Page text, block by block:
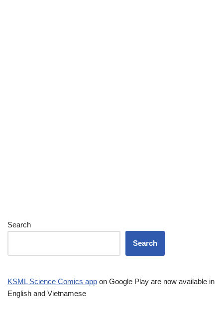
Search
Search
KSML Science Comics app on Google Play are now available in
English and Vietnamese